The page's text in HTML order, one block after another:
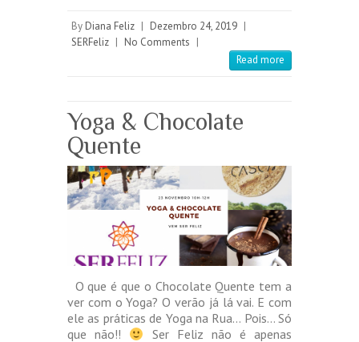
By Diana Feliz | Dezembro 24, 2019 |
SERFeliz | No Comments |
Read more
Yoga & Chocolate
Quente
O que é que o Chocolate Quente tem a
ver com o Yoga? O verão já lá vai. E com
ele as práticas de Yoga na Rua… Pois… Só
que não!!
Ser Feliz não é apenas